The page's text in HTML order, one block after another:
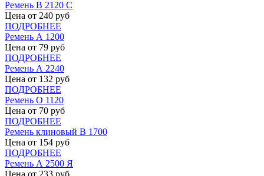
Ремень В 2120 С
Цена от 240 руб
ПОДРОБНЕЕ
Ремень А 1200
Цена от 79 руб
ПОДРОБНЕЕ
Ремень А 2240
Цена от 132 руб
ПОДРОБНЕЕ
Ремень О 1120
Цена от 70 руб
ПОДРОБНЕЕ
Ремень клиновый В 1700
Цена от 154 руб
ПОДРОБНЕЕ
Ремень А 2500 Я
Цена от 233 руб